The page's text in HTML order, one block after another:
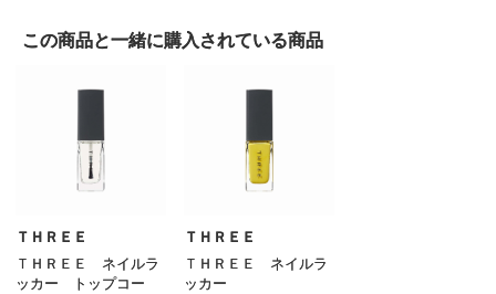
グロス
チーク
この商品と一緒に購入されている商品
ＴＨＲＥＥ
ＴＨＲＥＥ ネイルラ
ッカー トップコー
ＴＨＲＥＥ
ＴＨＲＥＥ ネイルラ
ッカー